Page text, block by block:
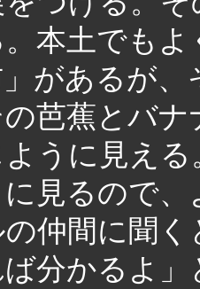
本土でも
」があるが
芭蕉とバ
ように見え
見るので
仲間に聞
ば分かるよ